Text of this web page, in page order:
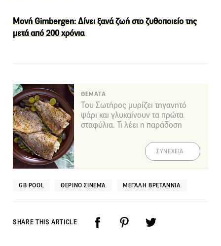
Μονή Gimbergen: Δίνει ξανά ζωή στo ζυθοποιείo της
μετά από 200 χρόνια
ΘΕΜΑΤΑ
Του Σωτήρος μυρίζει τηγανητό
ψάρι και γλυκαίνουν τα πρώτα
σταφύλια. Τι λέει η παράδοση
ΣΥΝΕΧΕΙΑ
GB POOL ΘΕΡΙΝΌ ΣΙΝΕΜΆ ΜΕΓΆΛΗ ΒΡΕΤΑΝΝΊΑ
SHARE THIS ARTICLE